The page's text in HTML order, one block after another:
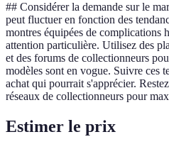
## Considérer la demande sur le
peut fluctuer en fonction des
montres équipées de complications
attention particulière. Utilisez des
et des forums de collectionneurs
modèles sont en vogue. Suivre ces
achat qui pourrait s'apprécier.
réseaux de collectionneurs pour
Estimer le prix